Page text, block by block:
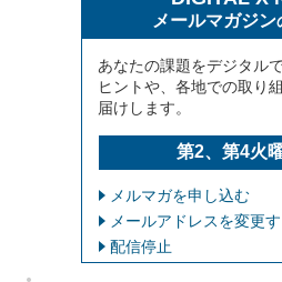
メールマガジン
あなたの課題をデジタル
ヒントや、各地での取り
届けします。
第2、第4火
メルマガを申し込む
メールアドレスを変更
配信停止